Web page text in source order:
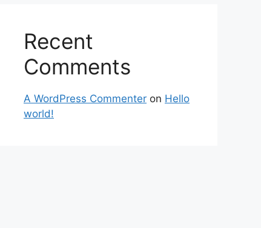
Recent
Comments
A WordPress Commenter on Hello
world!